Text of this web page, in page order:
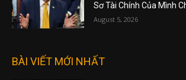
Sơ Tài Chính Của Mình
August 5, 2026
BÀI VIẾT MỚI NHẤT